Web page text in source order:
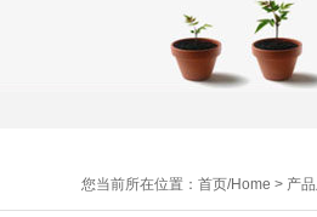
您当前所在位置： 首页/Home > 产